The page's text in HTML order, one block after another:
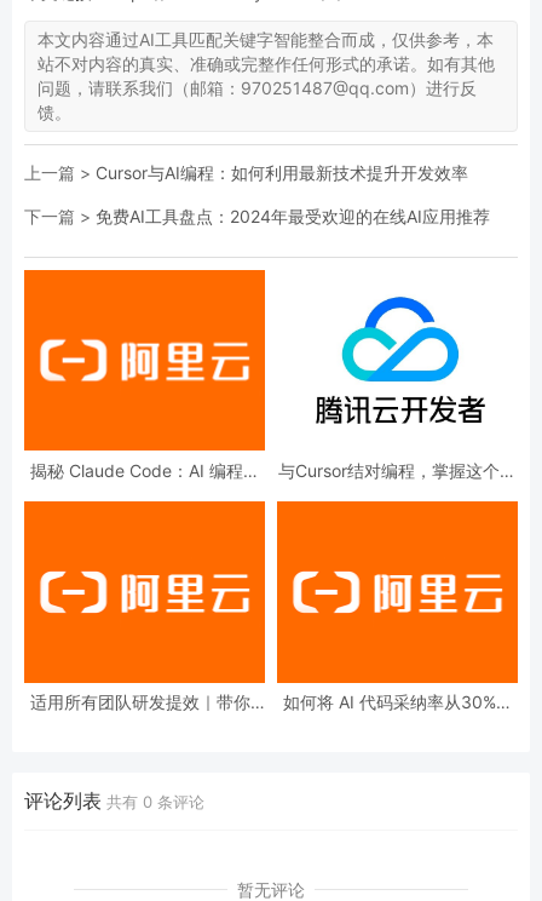
本文内容通过AI工具匹配关键字智能整合而成，仅供参考，本
站不对内容的真实、准确或完整作任何形式的承诺。如有其他
问题，请联系我们（邮箱：970251487@qq.com）进行反
馈。
上一篇 > Cursor与AI编程：如何利用最新技术提升开发效率
下一篇 > 免费AI工具盘点：2024年最受欢迎的在线AI应用推荐
揭秘 Claude Code：AI 编程入
iFlow CLI
与Cursor结对编程，掌握这个方
适用所有团队研发提效｜带你1
如何将 AI 代码采纳率从30%提
评论列表 共有 0 条评论
暂无评论